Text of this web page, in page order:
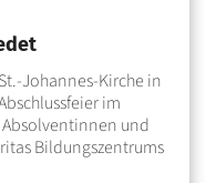
Johannes-Kirche in
im
und
Bildungszentrums